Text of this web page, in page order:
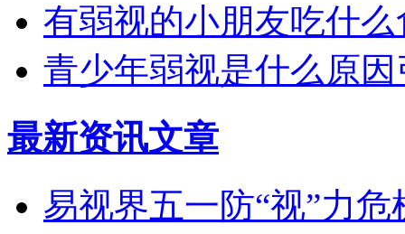
有弱视的小朋友吃什
青少年弱视是什么原
最新资讯文章
易视界五一防“视”力